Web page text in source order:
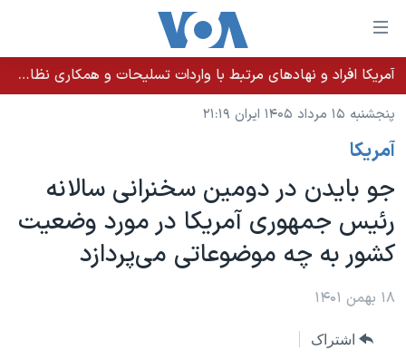
لینکهای
قابل
دسترسی
جهش
محتوای
اصلی
جهش
به
صفحه
جهش
خانه
نسخه سبک وب‌سایت
موضوع ها
ایران
آمریکا
جهان
ورزشی
برنامه های تلویزیونی
جدول برنامه ها
صفحه‌های ویژه
جام جهانی ۲۰۲۶
فرکانس‌های صدای آمریکا
پخش رادیویی
آمریکا افراد و نهادهای مرتبط با واردات تسلیحات و همکاری نظامی کوبا را تحریم کرد
پنجشنبه ۱۵ مرداد ۱۴۰۵ ایران ۲۱:۱۹
آمريکا
جو بایدن در دومین سخنرانی سالانه
رئیس جمهوری آمریکا در مورد وضعیت
کشور به چه موضوعاتی می‌پردازد
۱۸ بهمن ۱۴۰۱
اشتراک